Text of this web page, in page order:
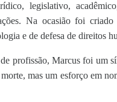
legislativo,
Na ocasião foi
e de defesa de direitos
profissão, Marcus foi um
mas um esforço em